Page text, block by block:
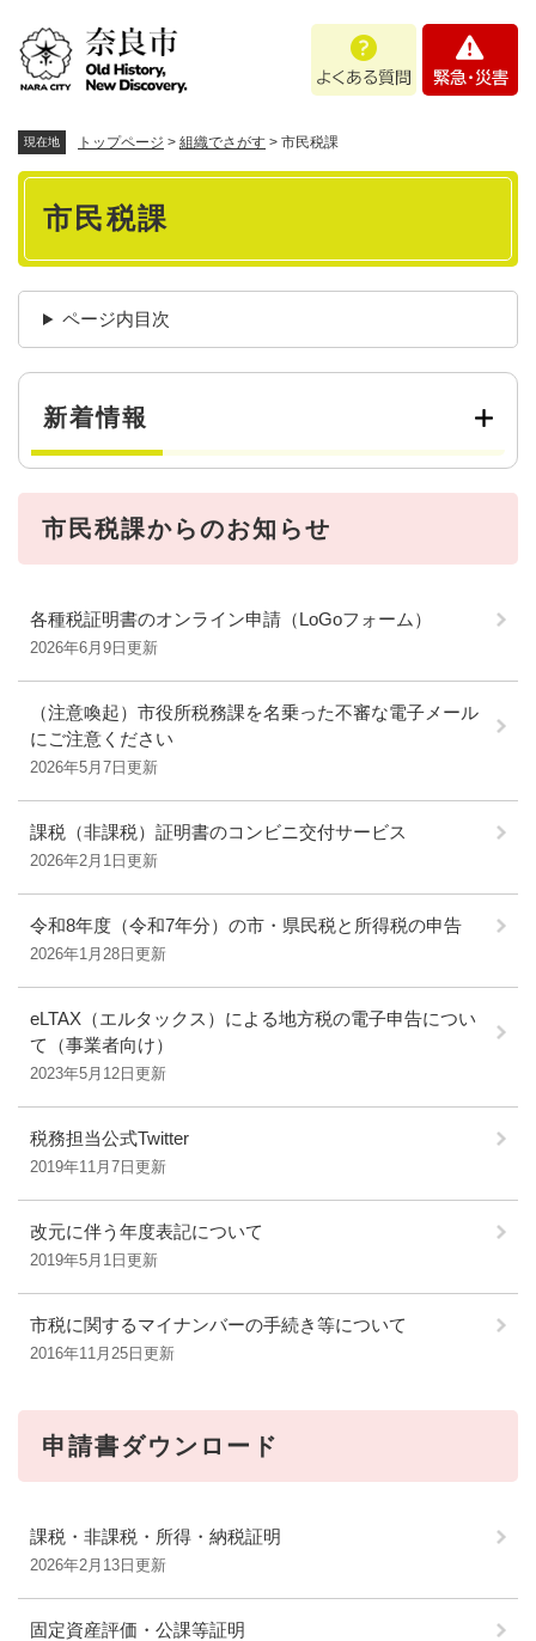
あ
問
・
現在地 トップページ > 組織でさがす > 市民税課
本
市民税課
ページ内目次
新着情報
市民税課からのお知らせ
各種税証明書のオンライン申請（LoGoフォーム）
2026年6月9日更新
（注意喚起）市役所税務課を名乗った不審な電子メール
にご注意ください
2026年5月7日更新
課税（非課税）証明書のコンビニ交付サービス
2026年2月1日更新
令和8年度（令和7年分）の市・県民税と所得税の申告
2026年1月28日更新
eLTAX（エルタックス）による地方税の電子申告につい
て（事業者向け）
2023年5月12日更新
税務担当公式Twitter
2019年11月7日更新
改元に伴う年度表記について
2019年5月1日更新
市税に関するマイナンバーの手続き等について
2016年11月25日更新
申請書ダウンロード
課税・非課税・所得・納税証明
2026年2月13日更新
固定資産評価・公課等証明